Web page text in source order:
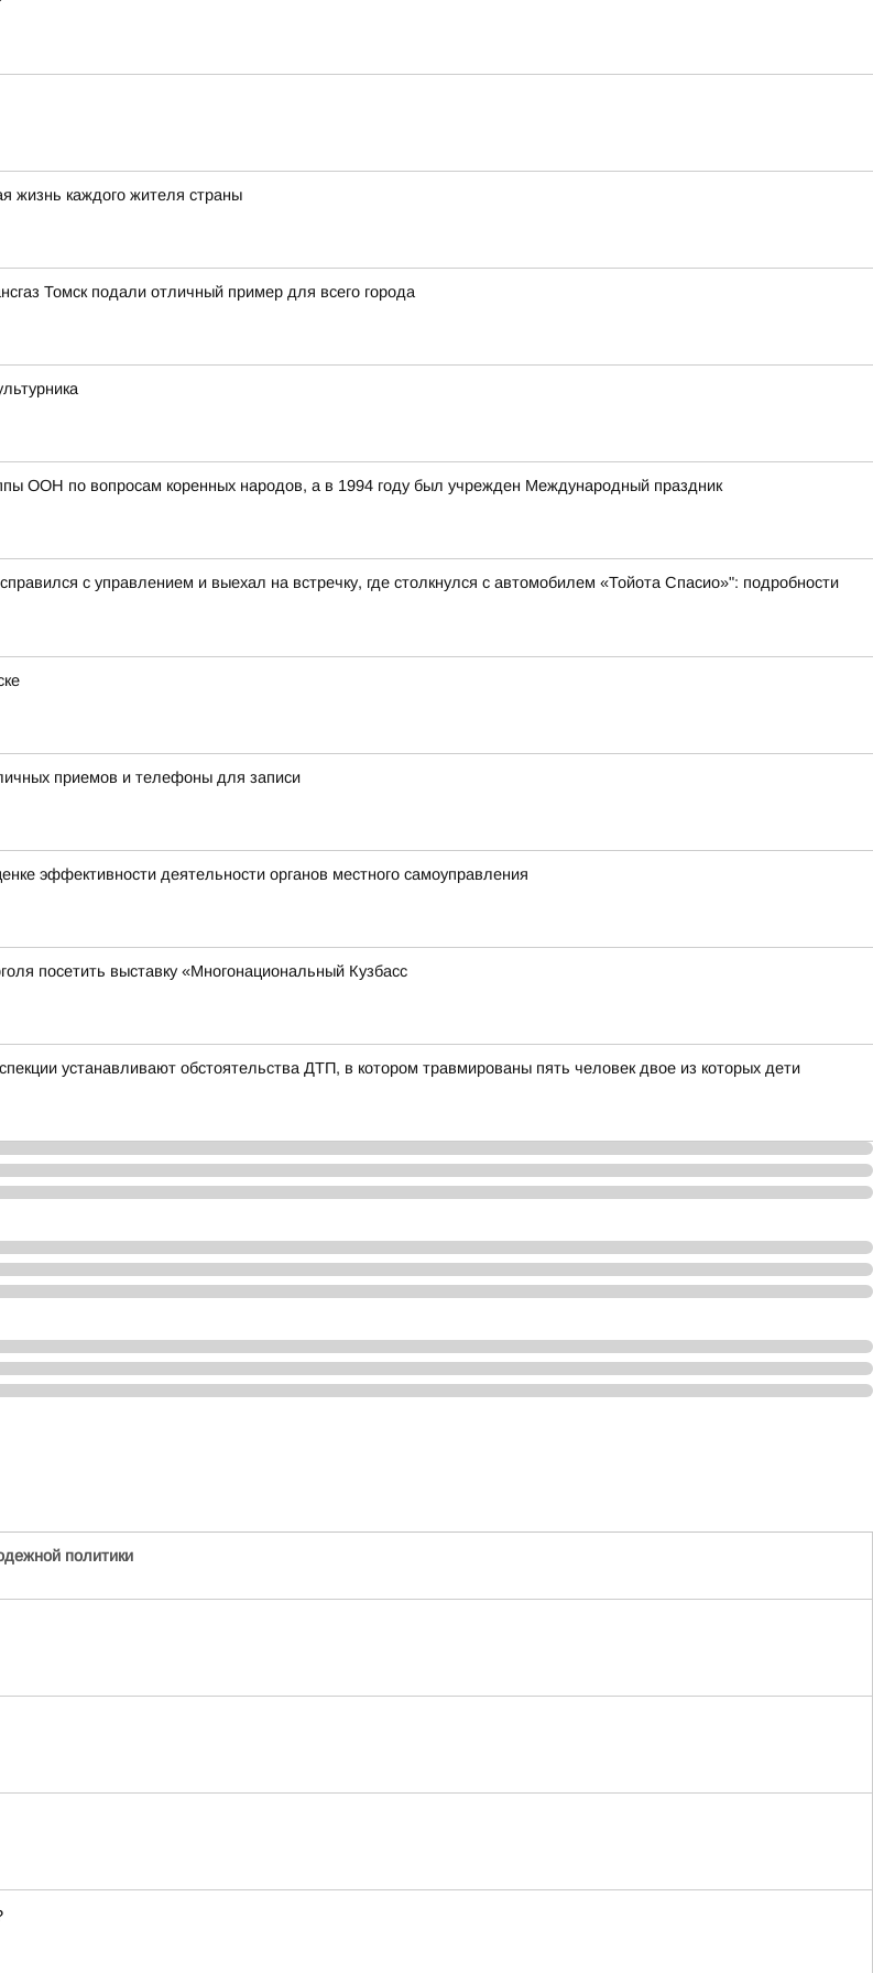
жизнь каждого жителя страны
Томск подали отличный пример для всего города
ООН по вопросам коренных народов, а в 1994 году был учрежден Международный праздник
с управлением и выехал на встречку, где столкнулся с автомобилем «Тойота Спасио»": подробности
приемов и телефоны для записи
эффективности деятельности органов местного самоуправления
посетить выставку «Многонациональный Кузбасс
устанавливают обстоятельства ДТП, в котором травмированы пять человек двое из которых дети
политики